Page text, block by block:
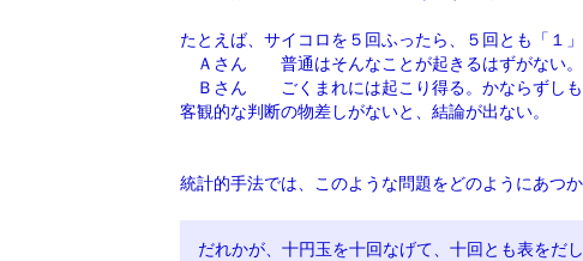
たとえば、サイコロを５回ふったら、５回とも「１」
Ａさん 普通はそんなことが起きるはずがない。
Ｂさん ごくまれには起こり得る。かならずしも
客観的な判断の物差しがないと、結論が出ない。
統計的手法では、このような問題をどのようにあつ
だれかが、十円玉を十回なげて、十回とも表をだ